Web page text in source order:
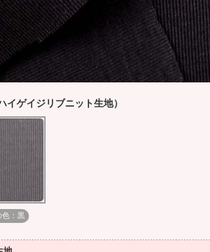
ゲイジリブニット生地）
色：黒